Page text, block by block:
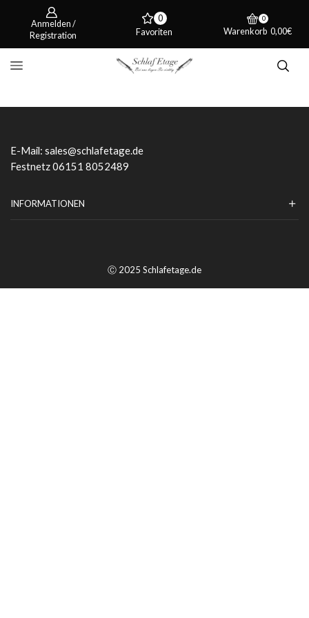
Anmelden /
Registration
0
Favoriten
0
Warenkorb 0,00€
E-Mail: sales@schlafetage.de
Festnetz 06151 8052489
INFORMATIONEN
Ⓒ 2025 Schlafetage.de